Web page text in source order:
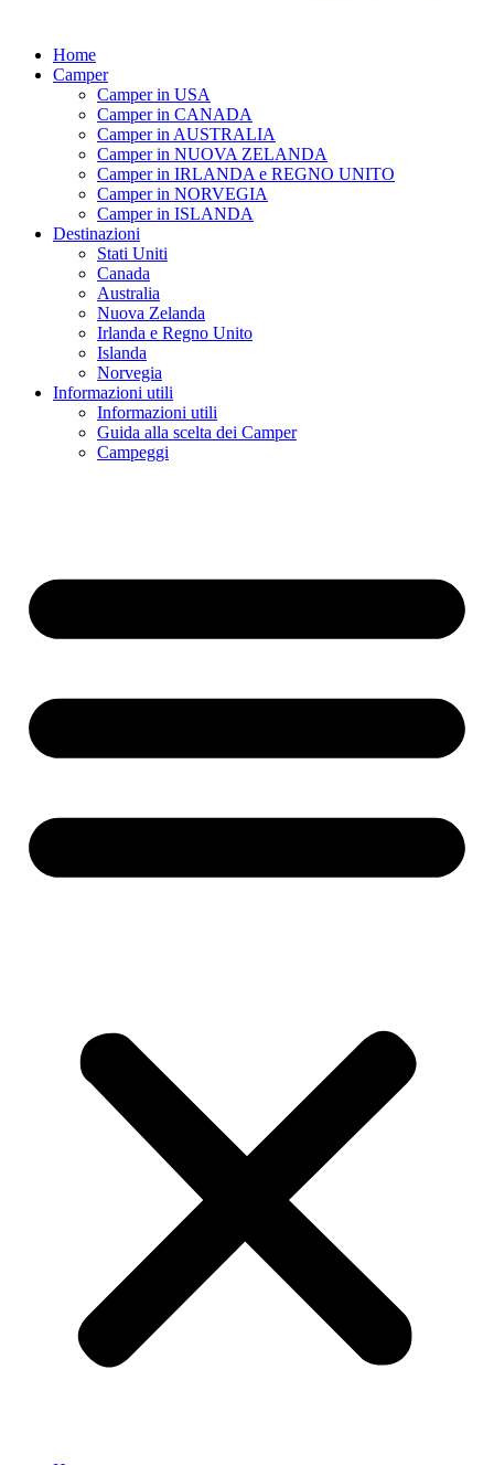
Home
Camper
Camper in USA
Camper in CANADA
Camper in AUSTRALIA
Camper in NUOVA ZELANDA
Camper in IRLANDA e REGNO UNITO
Camper in NORVEGIA
Camper in ISLANDA
Destinazioni
Stati Uniti
Canada
Australia
Nuova Zelanda
Irlanda e Regno Unito
Islanda
Norvegia
Informazioni utili
Informazioni utili
Guida alla scelta dei Camper
Campeggi